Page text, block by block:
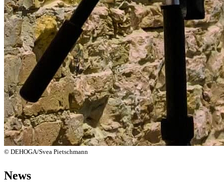
© DEHOGA/Svea Pietschmann
News